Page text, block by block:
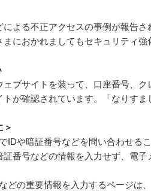
よる不正アクセスの事例が報告
におかれましてもセキュリティ強
ブサイトを装って、口座番号、
が確認されています。「なりす
＞
IDや暗証番号などを問い合わせ
番号などの情報を入力せず、電
どの重要情報を入力するページは